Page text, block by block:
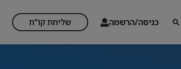
כניסה/הרשמה שליחת קו"ח